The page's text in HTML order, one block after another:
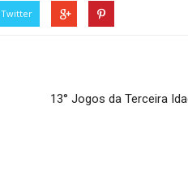
Twitter
13° Jogos da Terceira